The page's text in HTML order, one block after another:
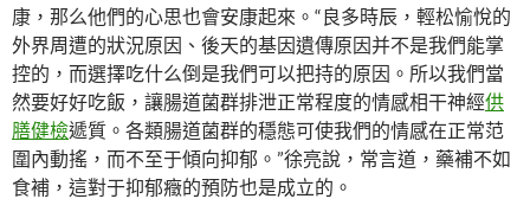
康，那么他們的心思也會安康起來。“良多時辰，輕松愉悅的
外界周遭的狀況原因、後天的基因遺傳原因并不是我們能掌
控的，而選擇吃什么倒是我們可以把持的原因。所以我們當
然要好好吃飯，讓腸道菌群排泄正常程度的情感相干神經供
膳健檢遞質。各類腸道菌群的穩態可使我們的情感在正常范
圍內動搖，而不至于傾向抑郁。”徐亮說，常言道，藥補不如
食補，這對于抑郁癥的預防也是成立的。